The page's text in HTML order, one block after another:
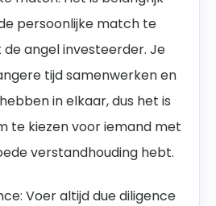
persoonlijke match te
angel investeerder. Je
tijd samenwerken en
in elkaar, dus het is
te kiezen voor iemand met
verstandhouding hebt.
Voer altijd due diligence